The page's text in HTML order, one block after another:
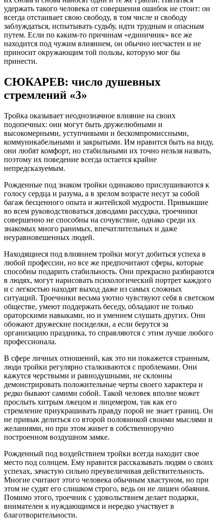
удержать такого человека от совершения ошибок не стоит: он
всегда отстаивает свою свободу, в том числе и свободу
заблуждаться, испытывать судьбу, идти трудным и опасным
путем. Если по каким-то причинам «единичник» все же
находится под чужим влиянием, он обычно несчастен и не
приносит окружающим той пользы, которую мог бы
принести.
СЮКАРЕВ: число душевных
стремлений «3»
Тройка оказывает неоднозначное влияние на своих
подопечных: они могут быть дружелюбными и
высокомерными, уступчивыми и бескомпромиссными,
коммуникабельными и закрытыми. Им нравится быть на виду,
они любят комфорт, но стабильными их точно нельзя назвать,
поэтому их поведение всегда остается крайне
непредсказуемым.
Рожденные под знаком тройки одинаково прислушиваются к
голосу сердца и разума, а в зрелом возрасте несут за собой
багаж бесценного опыта и житейской мудрости. Привыкшие
во всем руководствоваться доводами рассудка, троечники
совершенно не способны на сочувствие, однако среди их
знакомых много ранимых, впечатлительных и даже
неуравновешенных людей.
Находящиеся под влиянием тройки могут добиться успеха в
любой профессии, но все же предпочитают сферы, которые
способны подарить стабильность. Они прекрасно разбираются
в людях, могут нарисовать психологический портрет каждого
и с легкостью находят выход даже из самых сложных
ситуаций. Троечники весьма уютно чувствуют себя в светском
обществе, умеют поддержать беседу, обладают не только
ораторскими навыками, но и умением слушать других. Они
обожают дружеские посиделки, а если берутся за
организацию праздника, то справляются с этим лучше любого
профессионала.
В сфере личных отношений, как это ни покажется странным,
люди тройки регулярно сталкиваются с проблемами. Они
кажутся черствыми и равнодушными, не склонны
демонстрировать положительные черты своего характера и
редко бывают самими собой. Такой человек вполне может
прослыть хитрым лжецом и лицемером, так как его
стремление приукрашивать правду порой не знает границ. Он
не привык делиться со второй половинкой своими мыслями и
желаниями, но при этом живет в собственноручно
построенном воздушном замке.
Рожденный под воздействием тройки всегда находит свое
место под солнцем. Ему нравится рассказывать людям о своих
успехах, зачастую сильно преувеличивая действительность.
Многие считают этого человека обычным хвастуном, но при
этом не судят его слишком строго, ведь он не лишен обаяния.
Помимо этого, троечник с удовольствием делает подарки,
внимателен к нуждающимся и нередко участвует в
благотворительности.